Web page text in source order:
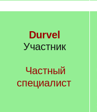
Durvel
Участник
Частный
специалист